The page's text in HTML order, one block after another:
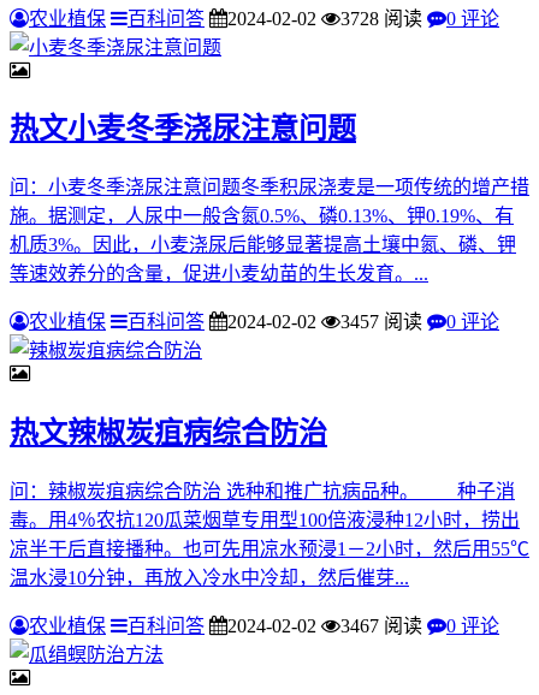
农业植保 百科问答 2024-02-02 3728 阅读 0 评论
热文小麦冬季浇尿注意问题
问：小麦冬季浇尿注意问题冬季积尿浇麦是一项传统的增产措
施。据测定，人尿中一般含氮0.5%、磷0.13%、钾0.19%、有
机质3%。因此，小麦浇尿后能够显著提高土壤中氮、磷、钾
等速效养分的含量，促进小麦幼苗的生长发育。...
农业植保 百科问答 2024-02-02 3457 阅读 0 评论
热文辣椒炭疽病综合防治
问：辣椒炭疽病综合防治 选种和推广抗病品种。 种子消
毒。用4％农抗120瓜菜烟草专用型100倍液浸种12小时，捞出
凉半干后直接播种。也可先用凉水预浸1－2小时，然后用55℃
温水浸10分钟，再放入冷水中冷却，然后催芽...
农业植保 百科问答 2024-02-02 3467 阅读 0 评论